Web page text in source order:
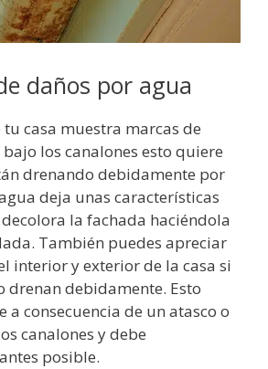
daños por agua
casa muestra marcas de
los canalones esto quiere
drenando debidamente por
deja unas características
la fachada haciéndola
También puedes apreciar
interior y exterior de la casa si
drenan debidamente. Esto
a consecuencia de un atasco o
canalones y debe
posible.